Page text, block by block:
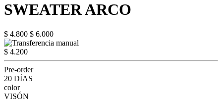
SWEATER ARCO
$ 4.800 $ 6.000
$ 4.200
Pre-order
20 DÍAS
color
VISÓN